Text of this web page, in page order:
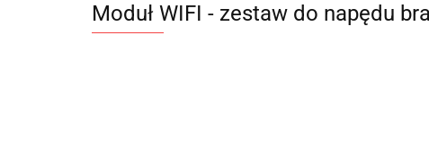
Moduł WIFI - zestaw do napędu